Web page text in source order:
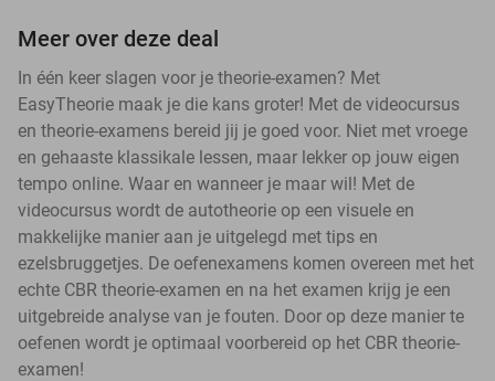
Meer over deze deal
In één keer slagen voor je theorie-examen? Met
EasyTheorie maak je die kans groter! Met de videocursus
en theorie-examens bereid jij je goed voor. Niet met vroege
en gehaaste klassikale lessen, maar lekker op jouw eigen
tempo online. Waar en wanneer je maar wil! Met de
videocursus wordt de autotheorie op een visuele en
makkelijke manier aan je uitgelegd met tips en
ezelsbruggetjes. De oefenexamens komen overeen met het
echte CBR theorie-examen en na het examen krijg je een
uitgebreide analyse van je fouten. Door op deze manier te
oefenen wordt je optimaal voorbereid op het CBR theorie-
examen!